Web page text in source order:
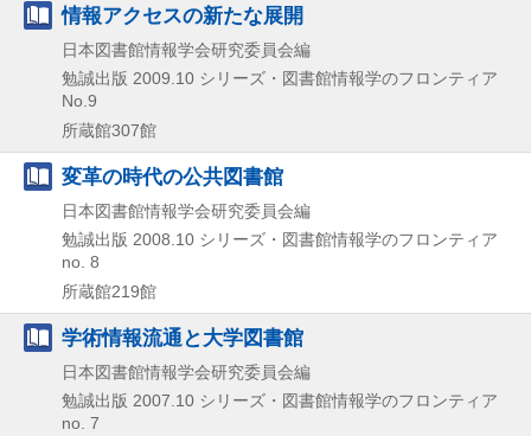
情報アクセスの新たな展開
日本図書館情報学会研究委員会編
勉誠出版 2009.10 シリーズ・図書館情報学のフロンティア
No.9
所蔵館307館
変革の時代の公共図書館
日本図書館情報学会研究委員会編
勉誠出版 2008.10 シリーズ・図書館情報学のフロンティア
no. 8
所蔵館219館
学術情報流通と大学図書館
日本図書館情報学会研究委員会編
勉誠出版 2007.10 シリーズ・図書館情報学のフロンティア
no. 7